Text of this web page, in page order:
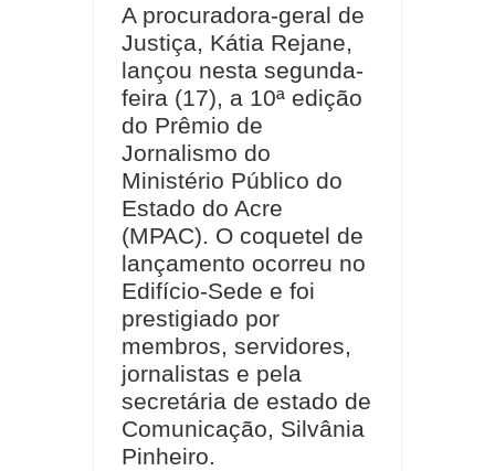
A procuradora-geral de
Justiça, Kátia Rejane,
lançou nesta segunda-
feira (17), a 10ª edição
do Prêmio de
Jornalismo do
Ministério Público do
Estado do Acre
(MPAC). O coquetel de
lançamento ocorreu no
Edifício-Sede e foi
prestigiado por
membros, servidores,
jornalistas e pela
secretária de estado de
Comunicação, Silvânia
Pinheiro.